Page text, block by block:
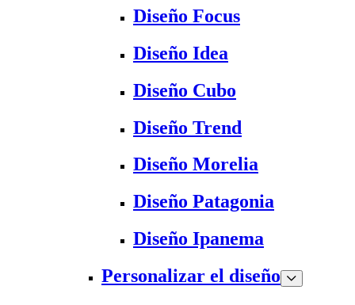
Diseño Focus
Diseño Idea
Diseño Cubo
Diseño Trend
Diseño Morelia
Diseño Patagonia
Diseño Ipanema
Personalizar el diseño